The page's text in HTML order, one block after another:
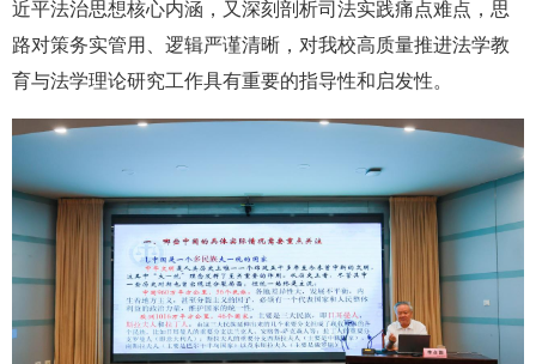
近平法治思想核心内涵，又深刻剖析司法实践痛点难点，思
路对策务实管用、逻辑严谨清晰，对我校高质量推进法学教
育与法学理论研究工作具有重要的指导性和启发性。